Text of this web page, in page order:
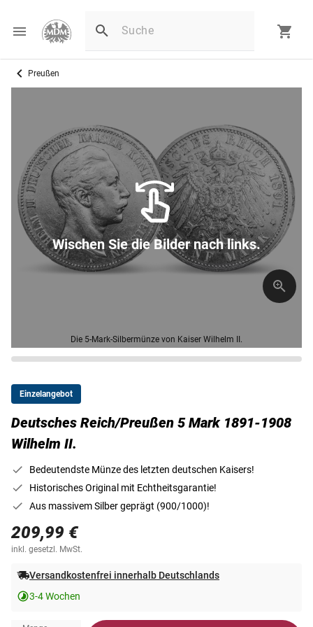
Preußen
Die 5-Mark-Silbermünze von Kaiser Wilhelm II.
Wischen Sie die Bilder nach links.
Einzelangebot
Deutsches Reich/Preußen 5 Mark 1891-1908
Wilhelm II.
Bedeutendste Münze des letzten deutschen Kaisers!
Historisches Original mit Echtheitsgarantie!
Aus massivem Silber geprägt (900/1000)!
209,99 €
inkl. gesetzl. MwSt.
Versandkostenfrei innerhalb Deutschlands
3-4 Wochen